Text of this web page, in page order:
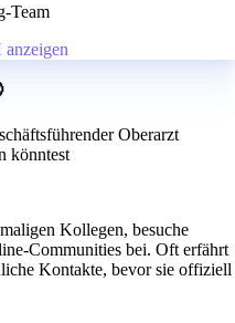
Team
Oberarzt
könntest
Kollegen, besuche
Communities bei. Oft erfährt
Kontakte, bevor sie offiziell